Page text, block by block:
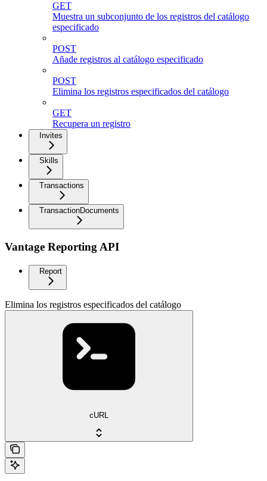
GET
Muestra un subconjunto de los registros del catálogo
especificado
POST
Añade registros al catálogo especificado
POST
Elimina los registros especificados del catálogo
GET
Recupera un registro
Invites
Skills
Transactions
TransactionDocuments
Vantage Reporting API
Report
Elimina los registros especificados del catálogo
cURL